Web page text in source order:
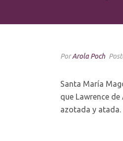
PorArola Poch
Santa María
que Lawrence
azotada y atada.